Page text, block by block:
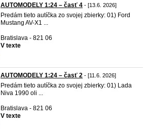
AUTOMODELY 1:24 – časť 4 - [13.6. 2026]
Predám tieto autíčka zo svojej zbierky: 01) Ford
Mustang AV-X1 ...
Bratislava - 821 06
V texte
AUTOMODELY 1:24 – časť 2 - [11.6. 2026]
Predám tieto autíčka zo svojej zbierky: 01) Lada
Niva 1990 oli ...
Bratislava - 821 06
V texte